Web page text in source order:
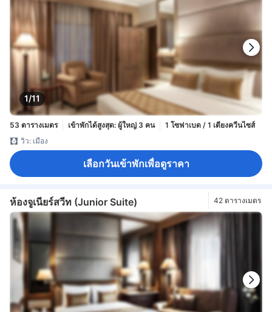
1/11
53 ตารางเมตร เข้าพักได้สูงสุด: ผู้ใหญ่ 3 คน
1 โซฟาเบด / 1 เตียงควีนไซส์
วิว: เมือง
เลือกวันเข้าพักเพื่อดูราคา
ห้องจูเนียร์สวีท (Junior Suite) 42 ตารางเมตร